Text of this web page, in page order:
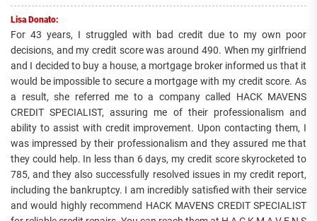
Lisa Donato:
For 43 years, I struggled with bad credit due to my own poor
decisions, and my credit score was around 490. When my girlfriend
and I decided to buy a house, a mortgage broker informed us that it
would be impossible to secure a mortgage with my credit score. As
a result, she referred me to a company called HACK MAVENS
CREDIT SPECIALIST, assuring me of their professionalism and
ability to assist with credit improvement. Upon contacting them, I
was impressed by their professionalism and they assured me that
they could help. In less than 6 days, my credit score skyrocketed to
785, and they also successfully resolved issues in my credit report,
including the bankruptcy. I am incredibly satisfied with their service
and would highly recommend HACK MAVENS CREDIT SPECIALIST